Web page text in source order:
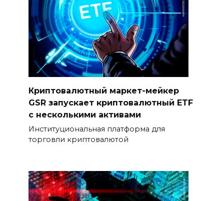
Криптовалютный маркет-мейкер
GSR запускает криптовалютный ETF
с несколькими активами
Институциональная платформа для
торговли криптовалютой